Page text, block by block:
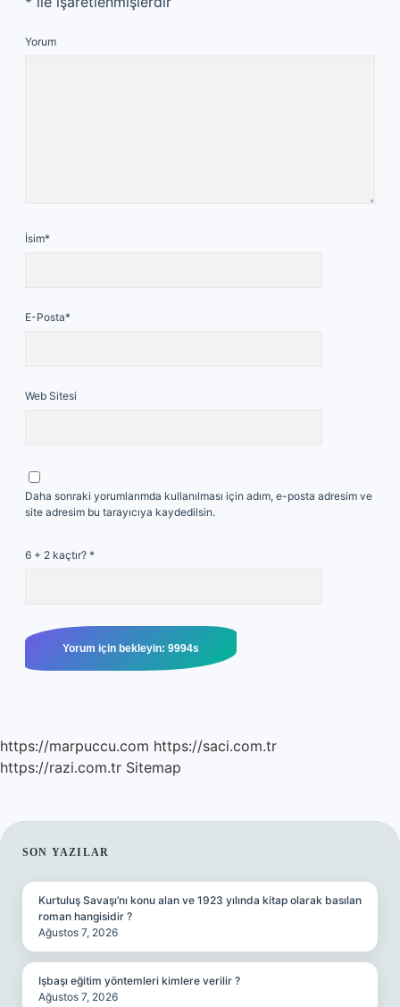
Yorum
İsim*
E-Posta*
Web Sitesi
Daha sonraki yorumlarımda kullanılması için adım, e-posta adresim ve
site adresim bu tarayıcıya kaydedilsin.
6 + 2 kaçtır? *
https://marpuccu.com https://saci.com.tr
https://razi.com.tr Sitemap
SIDEBAR
SON YAZILAR
Kurtuluş Savaşı’nı konu alan ve 1923 yılında kitap olarak basılan
roman hangisidir ?
Ağustos 7, 2026
Işbaşı eğitim yöntemleri kimlere verilir ?
Ağustos 7, 2026